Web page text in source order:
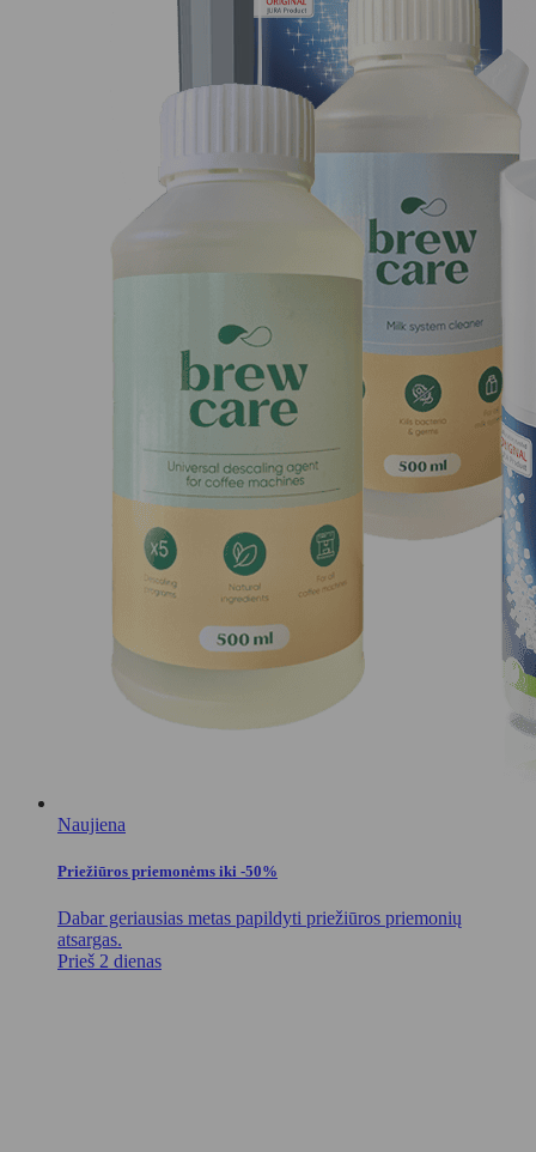
Naujiena
Priežiūros priemonėms iki -50%
Dabar geriausias metas papildyti priežiūros priemonių
atsargas.
Prieš 2 dienas